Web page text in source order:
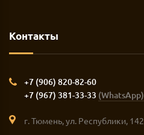
Контакты
+7 (906) 820-82-60
+7 (967) 381-33-33 (WhatsApp)
г. Тюмень, ул. Республики, 142